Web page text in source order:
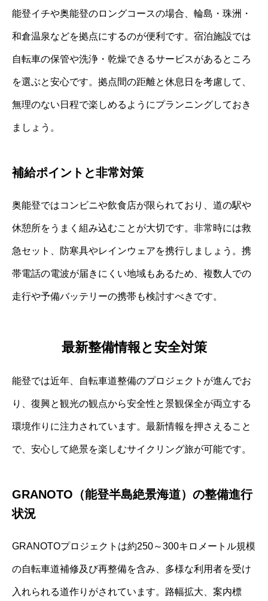
能登イチや奥能登のロングコースの場合、輪島・珠洲・
和倉温泉などを拠点にするのが便利です。宿泊施設では
自転車の保管や洗浄・乾燥できるサービスがあるところ
を選ぶと安心です。拠点間の距離と休息日を考慮して、
無理のない日程で楽しめるようにプランニングしておき
ましょう。
補給ポイントと非常対策
奥能登ではコンビニや飲食店が限られており、道の駅や
休憩所をうまく組み込むことが大切です。非常時には救
急セット、防寒具やレインウェアを携行しましょう。携
帯電話の電波が届きにくい地域もあるため、複数人での
走行や予備バッテリーの携帯も検討すべきです。
最新整備情報と安全対策
能登では近年、自転車道整備のプロジェクトが進んでお
り、復興と観光の観点から安全性と景観保全が両立する
環境作りに注力されています。最新情報を押さえること
で、安心して絶景を楽しむサイクリング旅が可能です。
GRANOTO（能登半島絶景海道）の整備進行
状況
GRANOTOプロジェクトは約250～300キロメートル規模
の自転車道補修及び再整備を含み、多様な利用者を受け
入れられる道作りがされています。路幅拡大、案内標